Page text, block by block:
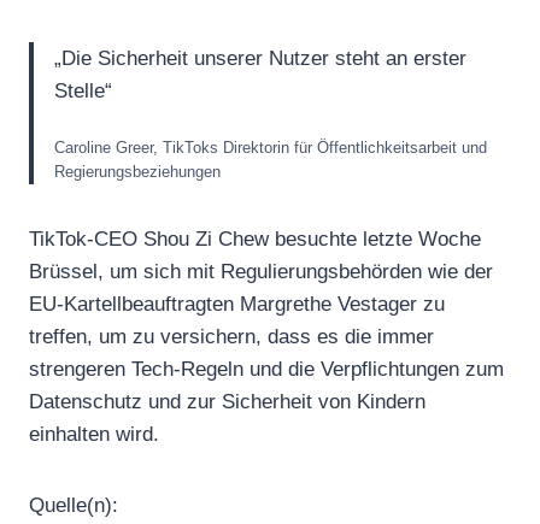
„Die Sicherheit unserer Nutzer steht an erster
Stelle“
Caroline Greer, TikToks Direktorin für Öffentlichkeitsarbeit und
Regierungsbeziehungen
TikTok-CEO Shou Zi Chew besuchte letzte Woche
Brüssel, um sich mit Regulierungsbehörden wie der
EU-Kartellbeauftragten Margrethe Vestager zu
treffen, um zu versichern, dass es die immer
strengeren Tech-Regeln und die Verpflichtungen zum
Datenschutz und zur Sicherheit von Kindern
einhalten wird.
Quelle(n):